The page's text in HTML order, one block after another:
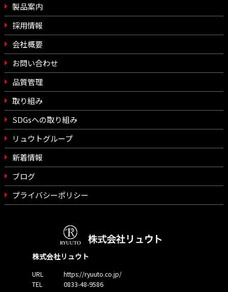
製品案内
採用情報
会社概要
お問い合わせ
品質管理
取り組み
SDGsへの取り組み
リュウトグループ
新着情報
ブログ
プライバシーポリシー
株式会社リュウト
URL
https://ryuuto.co.jp/
TEL
0833-48-9586